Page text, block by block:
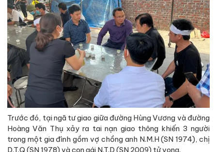
Trước đó, tại ngã tư giao giữa đường Hùng Vương và đường
Hoàng Văn Thụ xảy ra tai nạn giao thông khiến 3 người
trong một gia đình gồm vợ chồng anh N.M.H (SN 1974), chị
D.T.Q (SN 1978) và con gái N.T.D (SN 2009) tử vong.